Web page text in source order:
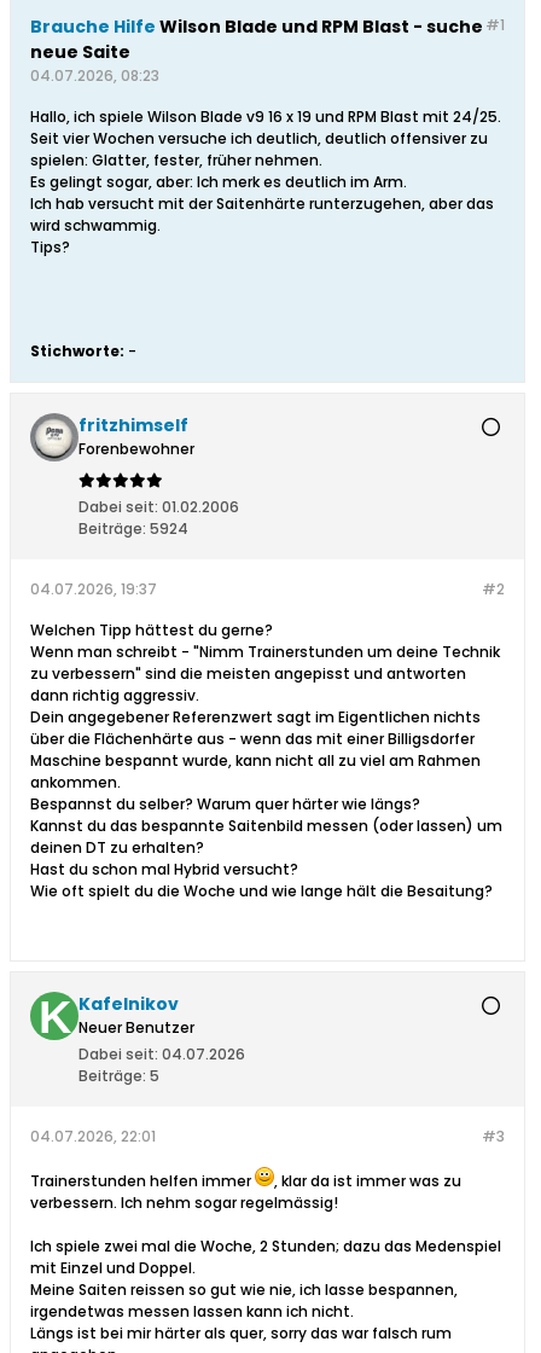
#1
Brauche Hilfe Wilson Blade und RPM Blast - suche
neue Saite
04.07.2026, 08:23
Hallo, ich spiele Wilson Blade v9 16 x 19 und RPM Blast mit 24/25.
Seit vier Wochen versuche ich deutlich, deutlich offensiver zu
spielen: Glatter, fester, früher nehmen.
Es gelingt sogar, aber: Ich merk es deutlich im Arm.
Ich hab versucht mit der Saitenhärte runterzugehen, aber das
wird schwammig.
Tips?
Stichworte: -
fritzhimself
Forenbewohner
Dabei seit: 01.02.2006
Beiträge: 5924
#2
04.07.2026, 19:37
Welchen Tipp hättest du gerne?
Wenn man schreibt - "Nimm Trainerstunden um deine Technik
zu verbessern" sind die meisten angepisst und antworten
dann richtig aggressiv.
Dein angegebener Referenzwert sagt im Eigentlichen nichts
über die Flächenhärte aus - wenn das mit einer Billigsdorfer
Maschine bespannt wurde, kann nicht all zu viel am Rahmen
ankommen.
Bespannst du selber? Warum quer härter wie längs?
Kannst du das bespannte Saitenbild messen (oder lassen) um
deinen DT zu erhalten?
Hast du schon mal Hybrid versucht?
Wie oft spielt du die Woche und wie lange hält die Besaitung?
Kafelnikov
Neuer Benutzer
Dabei seit: 04.07.2026
Beiträge: 5
#3
04.07.2026, 22:01
Trainerstunden helfen immer
, klar da ist immer was zu
verbessern. Ich nehm sogar regelmässig!
Ich spiele zwei mal die Woche, 2 Stunden; dazu das Medenspiel
mit Einzel und Doppel.
Meine Saiten reissen so gut wie nie, ich lasse bespannen,
irgendetwas messen lassen kann ich nicht.
Längs ist bei mir härter als quer, sorry das war falsch rum